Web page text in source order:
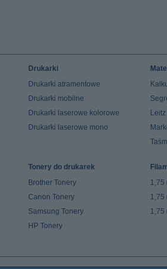
Drukarki
Drukarki atramentowe
Drukarki mobilne
Drukarki laserowe kolorowe
Drukarki laserowe mono
Tonery do drukarek
Brother Tonery
Canon Tonery
Samsung Tonery
HP Tonery
1,75
1,75
1,75